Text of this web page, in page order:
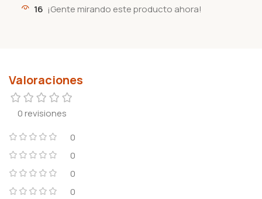
16 ¡Gente mirando este producto ahora!
Valoraciones
0 revisiones
0
0
0
0